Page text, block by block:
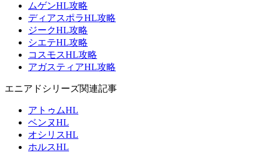
ムゲンHL攻略
ディアスポラHL攻略
ジークHL攻略
シエテHL攻略
コスモスHL攻略
アガスティアHL攻略
エニアドシリーズ関連記事
アトゥムHL
ベンヌHL
オシリスHL
ホルスHL